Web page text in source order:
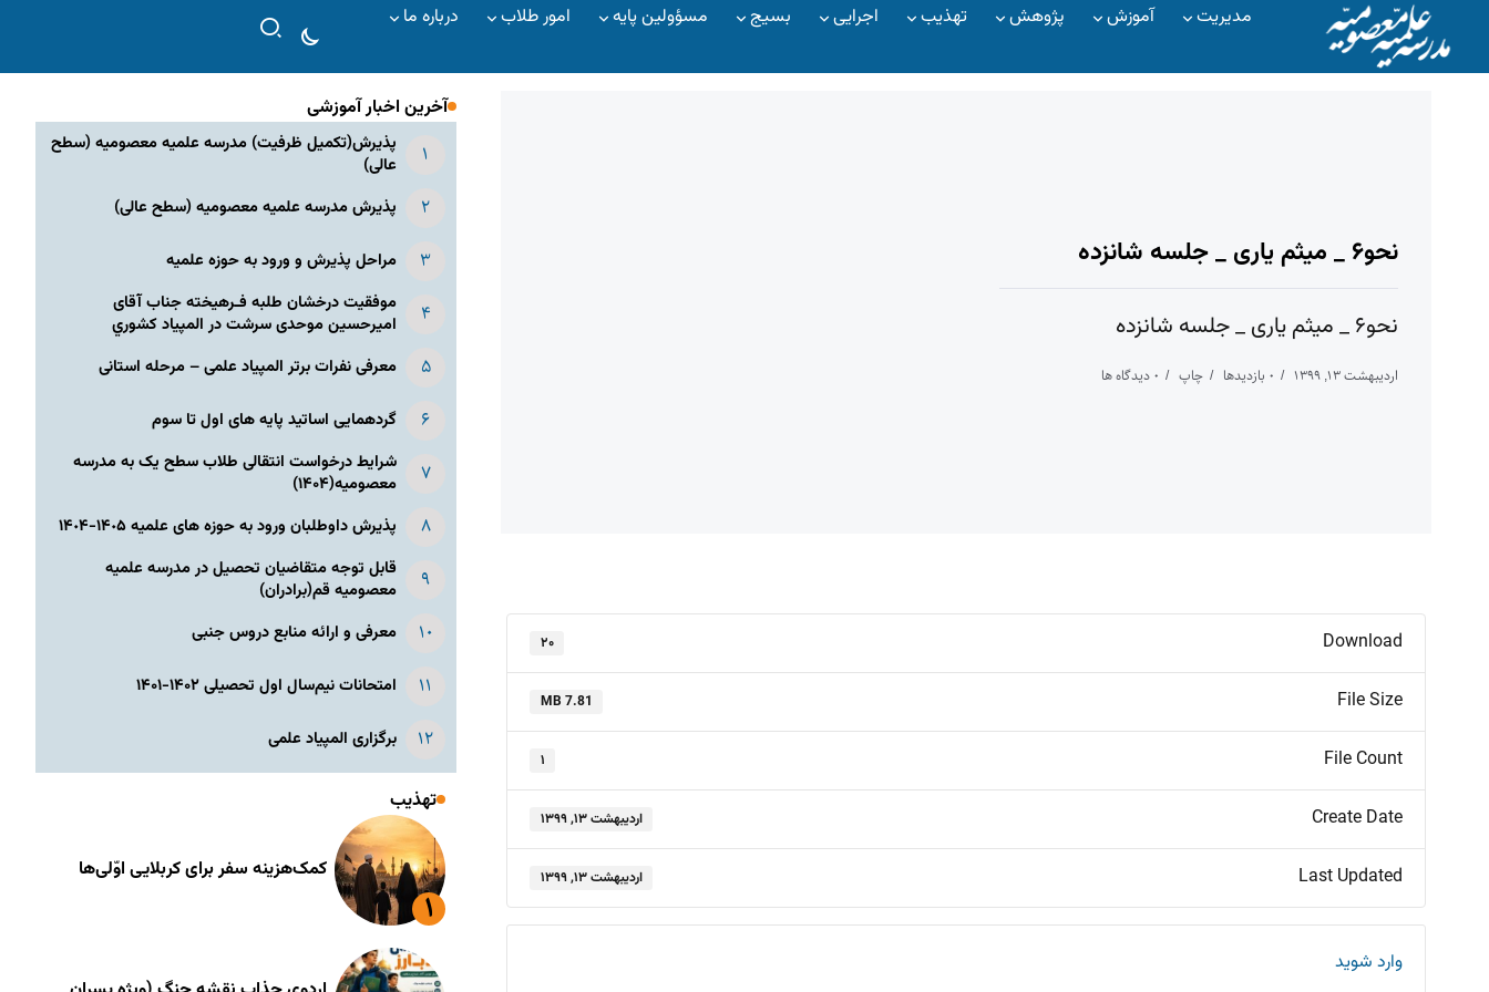
مدیریت آموزش پژوهش تهذیب اجرایی بسیج مسؤولین پایه امور طلاب درباره ما
نحو۶ _ میثم یاری _ جلسه شانزده
نحو۶ _ میثم یاری _ جلسه شانزده
اردیبهشت ۱۳, ۱۳۹۹ ۰ بازدیدها چاپ ۰ دیدگاه ها
Download ۲۰
File Size
7.81 MB
File Count ۱
Create Date اردیبهشت ۱۳, ۱۳۹۹
Last Updated اردیبهشت ۱۳, ۱۳۹۹
وارد شوید
آخرین اخبار آموزشی
پذیرش(تکمیل ظرفیت) مدرسه علمیه معصومیه‌ (سطح
عالی)
پذیرش مدرسه علمیه معصومیه‌ (سطح عالی)
مراحل پذیرش و ورود به حوزه علمیه
موفقیت درخشان طلبه فـرهیخته جناب آقای
امیرحسین موحدی سرشت در المپياد كشوري
معرفی نفرات برتر المپیاد علمی – مرحله استانی
گردهمایی اساتید پایه های اول تا سوم
شرایط درخواست انتقالی طلاب سطح یک به مدرسه
معصومیه(۱۴۰۴)
پذیرش داوطلبان ورود به حوزه های علمیه ١۴٠۵-١۴٠۴
قابل توجه متقاضیان تحصیل در مدرسه علمیه
معصومیه قم(برادران)
معرفی و ارائه منابع دروس جنبی
امتحانات نیم‌سال اول تحصیلی ۱۴۰۲-۱۴۰۱
برگزاری المپیاد علمی
تهذیب
کمک‌هزینه سفر برای کربلایی اوّلی‌ها